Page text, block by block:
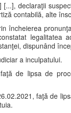
declaraţii
contabilă, alte
încheierea
legalitatea
dispunând
a inculpatului.
de lipsa de
faţă de